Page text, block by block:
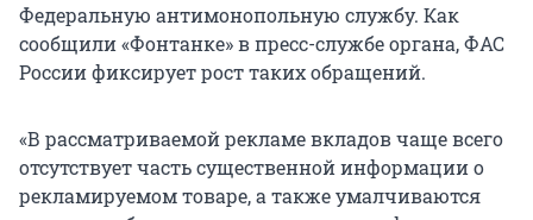
Федеральную антимонопольную службу. Как
сообщили «Фонтанке» в пресс-службе органа, ФАС
России фиксирует рост таких обращений.
«В рассматриваемой рекламе вкладов чаще всего
отсутствует часть существенной информации о
рекламируемом товаре, а также умалчиваются